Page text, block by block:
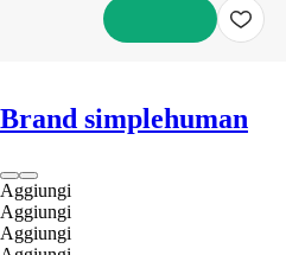
Brand simplehuman
Aggiungi
Aggiungi
Aggiungi